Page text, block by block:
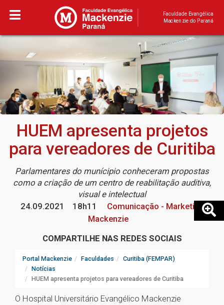
Faculdade Evangélica
Mackenzie do Paraná
HUEM apresenta projetos
para vereadores de Curitiba
Parlamentares do munícipio conheceram propostas
como a criação de um centro de reabilitação auditiva,
visual e intelectual
24.09.2021
18h11
Comunicação - Marketing
Mackenzie
COMPARTILHE NAS REDES SOCIAIS
Portal Mackenzie Faculdades
Curitiba (FEMPAR)
Notícias
HUEM apresenta projetos para vereadores de Curitiba
O Hospital Universitário Evangélico Mackenzie